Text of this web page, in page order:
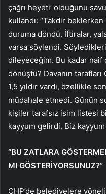
çağrı heyeti’ olduğunu
kullandı: “Takdir
duruma döndü. İftiralar,
varsa söylendi.
dileyeceğim. Bu kadar naif
dönüştü? Davanın
1,5 yıldır vardı, özellikle
müdahale etmedi. Günün
kişiler tarafsız isim listesi
kayyum gelirdi. Biz
“BU ZATLARA
MI GÖSTERİYORSUNUZ?”
CHP’de belediyelere